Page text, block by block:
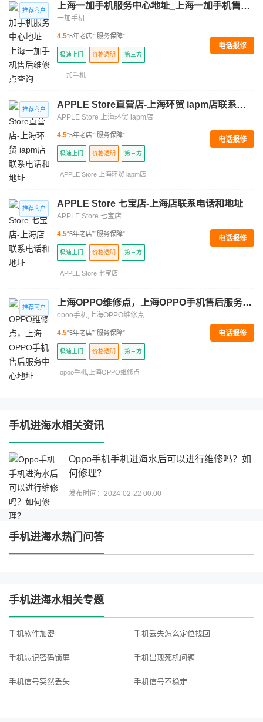
上海一加手机服务中心地址_上海一加手机售后维修点查询
一加手机
4.5“5年老店”“服务保障”
极速上门 价格透明 第三方
一加手机
电话报修
APPLE Store直营店-上海环贸 iapm店联系电话和地址
APPLE Store 上海环贸 iapm店
4.5“5年老店”“服务保障”
极速上门 价格透明 第三方
APPLE Store 上海环贸 iapm店
电话报修
APPLE Store 七宝店-上海店联系电话和地址
APPLE Store 七宝店
4.5“5年老店”“服务保障”
极速上门 价格透明 第三方
APPLE Store 七宝店
电话报修
上海OPPO维修点，上海OPPO手机售后服务中心地址
opoo手机,上海OPPO维修点
4.5“5年老店”“服务保障”
极速上门 价格透明 第三方
opoo手机,上海OPPO维修点
电话报修
手机进海水相关资讯
Oppo手机手机进海水后可以进行维修吗？如
何修理？
发布时间：2024-02-22 00:00
手机进海水热门问答
手机进海水相关专题
手机软件加密 手机丢失怎么定位找回
手机忘记密码锁屏 手机出现死机问题
手机信号突然丢失 手机信号不稳定